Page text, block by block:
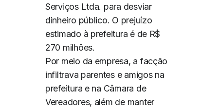
Serviços Ltda. para desviar
dinheiro público. O prejuízo
estimado à prefeitura é de R$
270 milhões.
Por meio da empresa, a facção
infiltrava parentes e amigos na
prefeitura e na Câmara de
Vereadores, além de manter